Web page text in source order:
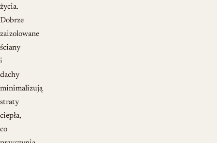
życia.
Dobrze
zaizolowane
ściany
i
dachy
minimalizują
straty
ciepła,
co